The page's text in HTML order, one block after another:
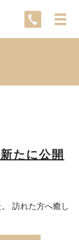
たに公開
訪れた方へ癒し